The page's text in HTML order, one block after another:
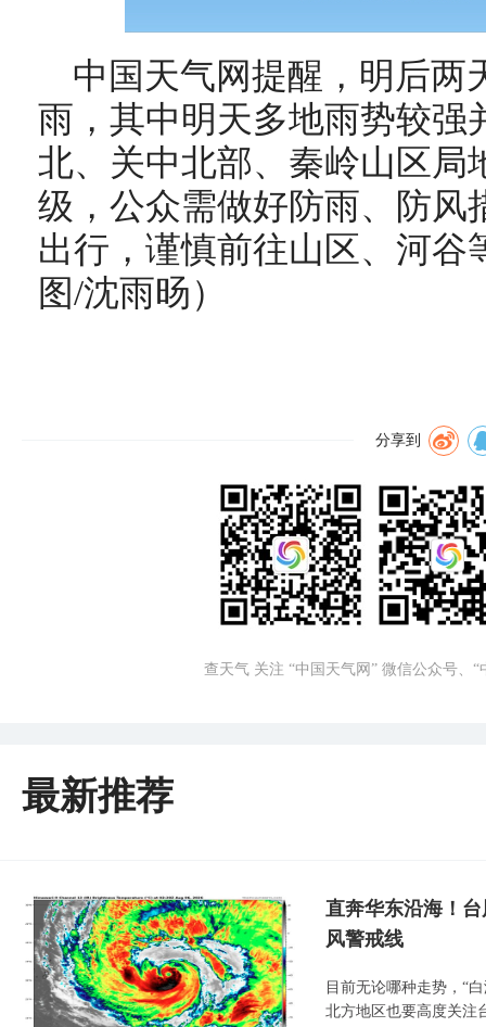
中国天气网提醒，明后两
雨，其中明天多地雨势较强
北、关中北部、秦岭山区局
级，公众需做好防雨、防风
出行，谨慎前往山区、河谷
图/沈雨旸）
分享到
查天气 关注 “中国天气网” 微信公众号、
最新推荐
直奔华东沿海！
风警戒线
目前无论哪种走势，“
北方地区也要高度关注